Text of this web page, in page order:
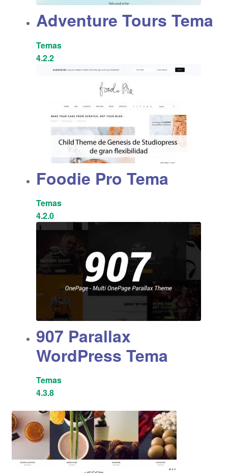
Adventure Tours Tema
Temas
4.2.2
Foodie Pro Tema
Temas
4.2.0
907 Parallax
WordPress Tema
Temas
4.3.8